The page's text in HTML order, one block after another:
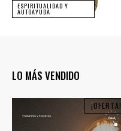
ESPIRITUALIDAD Y
AUTOAYUDA
LO MÁS VENDIDO
¡OFERTA!